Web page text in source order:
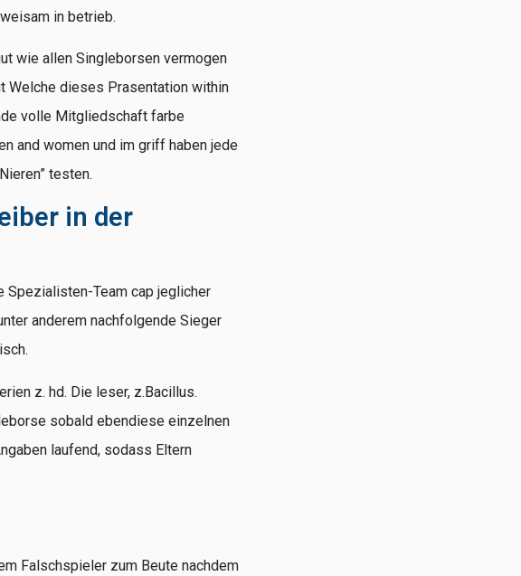
in betrieb.
wie allen Singleborsen vermogen
Welche dieses Prasentation within
volle Mitgliedschaft farbe
and women und im griff haben jede
testen.
in der
Team cap jeglicher
anderem nachfolgende Sieger
z. hd. Die leser, z.Bacillus.
sobald ebendiese einzelnen
laufend, sodass Eltern
Falschspieler zum Beute nachdem